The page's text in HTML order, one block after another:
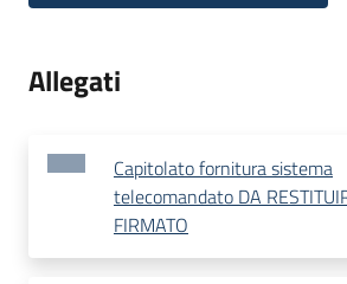
Allegati
Capitolato fornitura sistema
telecomandato DA
FIRMATO